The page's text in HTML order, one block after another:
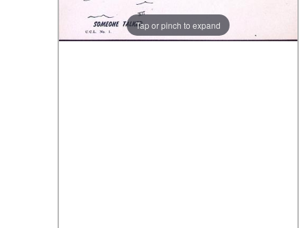
Tap or pinch to expand